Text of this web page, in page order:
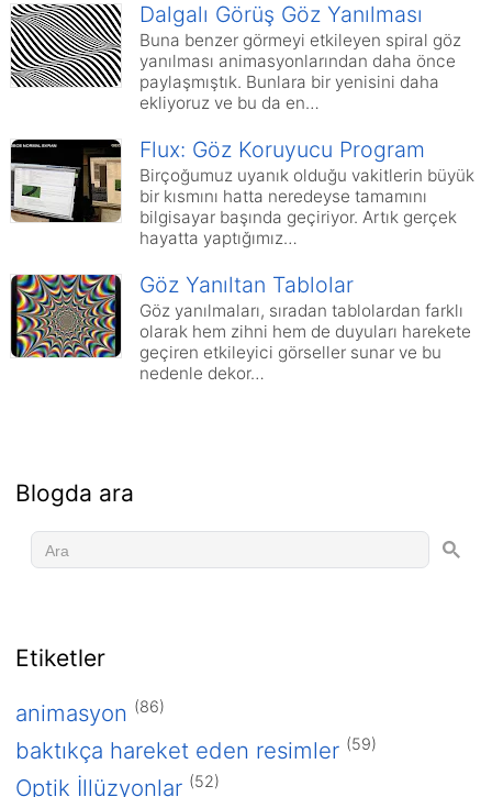
Dalgalı Görüş Göz Yanılması
Buna benzer görmeyi etkileyen spiral göz
yanılması animasyonlarından daha önce
paylaşmıştık. Bunlara bir yenisini daha
ekliyoruz ve bu da en…
Flux: Göz Koruyucu Program
Birçoğumuz uyanık olduğu vakitlerin büyük
bir kısmını hatta neredeyse tamamını
bilgisayar başında geçiriyor. Artık gerçek
hayatta yaptığımız…
Göz Yanıltan Tablolar
Göz yanılmaları, sıradan tablolardan farklı
olarak hem zihni hem de duyuları harekete
geçiren etkileyici görseller sunar ve bu
nedenle dekor…
Blogda ara
Etiketler
animasyon (86)
baktıkça hareket eden resimler (59)
Optik İllüzyonlar (52)